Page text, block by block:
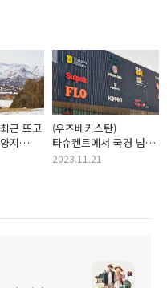
근 뜨고
지
(우즈베키스탄)
타슈켄트에서 국경 넘어
쉼켄트 당일치기 여행
2023.11.21